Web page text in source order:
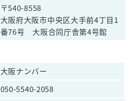
〒540-8558
大阪府大阪市中央区大手前4丁目1
番76号 大阪合同庁舎第4号館
大阪ナンバー
050-5540-2058